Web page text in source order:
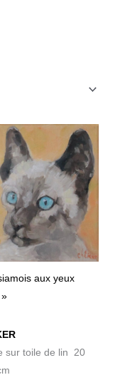
aux yeux
»
sur toile de lin 20